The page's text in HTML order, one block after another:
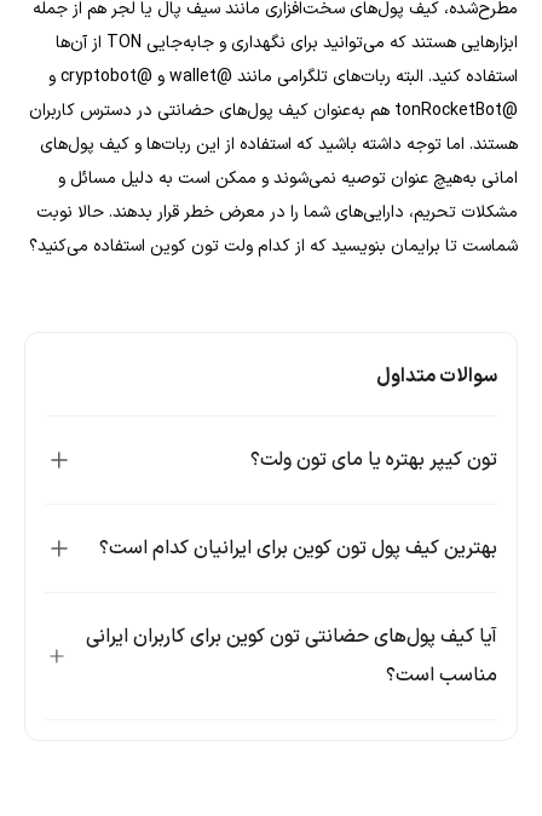
مطرح‌شده، کیف پول‌های سخت‌افزاری مانند سیف پال یا لجر هم از جمله
ابزارهایی هستند که می‌توانید برای نگهداری و جابه‌جایی TON از آن‌ها
استفاده کنید. البته ربات‌های تلگرامی مانند @wallet و @cryptobot و
@tonRocketBot هم به‌عنوان کیف پول‌های حضانتی در دسترس کاربران
هستند. اما توجه داشته باشید که استفاده از این ربات‌ها و کیف پول‌های
امانی به‌هیچ عنوان توصیه نمی‌شوند و ممکن است به دلیل مسائل و
مشکلات تحریم، دارایی‌های شما را در معرض خطر قرار بدهند. حالا نوبت
شماست تا برایمان بنویسید که از کدام ولت تون کوین استفاده می‌کنید؟
سوالات متداول
تون کیپر بهتره یا مای تون ولت؟
بهترین کیف پول تون کوین برای ایرانیان کدام است؟
آیا کیف پول‌های حضانتی تون کوین برای کاربران ایرانی
مناسب است؟